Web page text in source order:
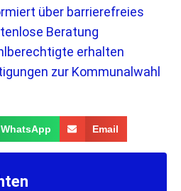
über barrierefreies
Beratung
erhalten
zur Kommunalwahl
WhatsApp Email